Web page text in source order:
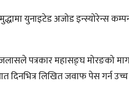
युनाइटेड अजोड इन्स्योरेन्स
पत्रकार महासङ्घ मोरङको
दिनभित्र लिखित जवाफ पेस गर्न